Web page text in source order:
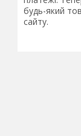
будь-який
сайту.